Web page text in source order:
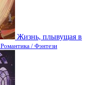
Жизнь, плывущая в
/ Фэнтези